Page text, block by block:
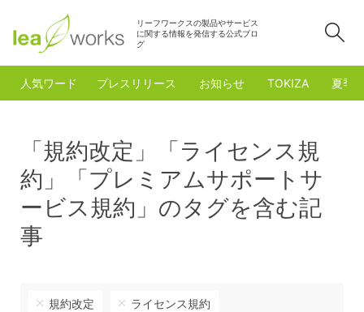
リーフワークスの製品やサービス
に関する情報を発信する公式ブロ
グ
人気ワード プレスリリース お知らせ TOKIZA 夏季
「規約改定」「ライセンス規
約」「プレミアムサポートサ
ービス規約」のタグを含む記
事
規約改定 ライセンス規約